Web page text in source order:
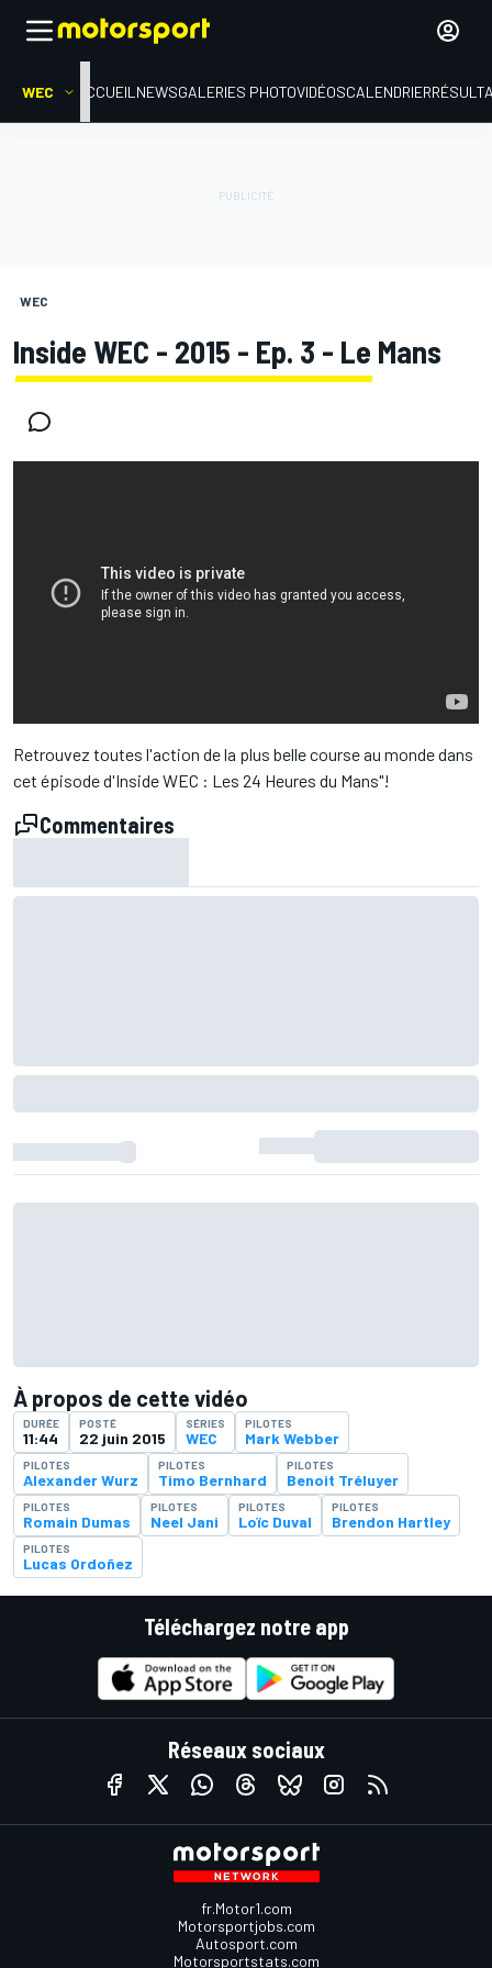
WEC ACCUEIL NEWSGALERIES PHOTOVIDÉOSCALENDRIER
WEC
Inside WEC - 2015 - Ep. 3 - Le Mans
Retrouvez toutes l'action de la plus belle course au monde dans
cet épisode d'Inside WEC : Les 24 Heures du Mans"!
Commentaires
À propos de cette vidéo
DURÉE
11:44
POSTÉ
22 juin 2015
SÉRIES
WEC
PILOTES
Mark Webber
PILOTES
Alexander Wurz
PILOTES
Timo Bernhard
PILOTES
Benoit Tréluyer
PILOTES
Romain Dumas
PILOTES
Neel Jani
PILOTES
Loïc Duval
PILOTES
Brendon Hartley
PILOTES
Lucas Ordoñez
Téléchargez notre app
Réseaux sociaux
fr.Motor1.com
Motorsportjobs.com
Autosport.com
Motorsportstats.com